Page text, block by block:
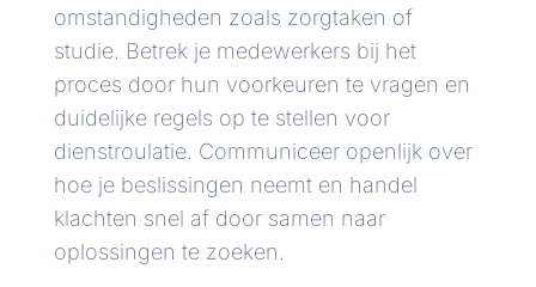
omstandigheden zoals zorgtaken of
studie. Betrek je medewerkers bij het
proces door hun voorkeuren te vragen en
duidelijke regels op te stellen voor
dienstroulatie. Communiceer openlijk over
hoe je beslissingen neemt en handel
klachten snel af door samen naar
oplossingen te zoeken.